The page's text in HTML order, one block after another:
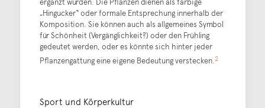
„Hingucker“ oder formale Entsprechung innerhalb der
Komposition. Sie können auch als allgemeines Symbol
für Schönheit (Vergänglichkeit?) oder den Frühling
gedeutet werden, oder es könnte sich hinter jeder
Pflanzengattung eine eigene Bedeutung verstecken.2
Sport und Körperkultur